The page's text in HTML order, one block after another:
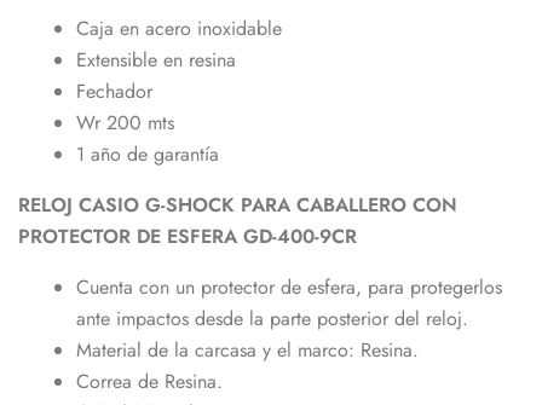
Caja en acero inoxidable
Extensible en resina
Fechador
Wr 200 mts
1 año de garantía
RELOJ CASIO G-SHOCK PARA CABALLERO CON
PROTECTOR DE ESFERA GD-400-9CR
Cuenta con un protector de esfera, para protegerlos
ante impactos desde la parte posterior del reloj.
Material de la carcasa y el marco: Resina.
Correa de Resina.